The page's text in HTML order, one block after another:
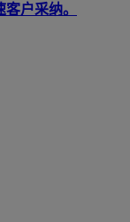
户采纳。